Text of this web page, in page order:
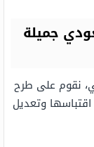
جميلة
نقوم على طرح
وتعديل